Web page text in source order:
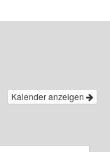
Kalender anzeigen